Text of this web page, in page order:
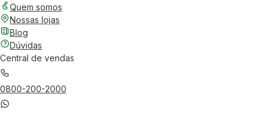
Quem somos
Nossas lojas
Blog
Dúvidas
Central de vendas
0800-200-2000